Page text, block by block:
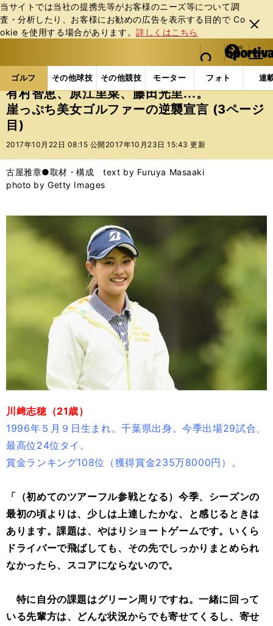
当サイトでは当社の提携先等がお客様のニーズ等について調
査・分析したり、お客様にお勧めの広告を表⽰する⽬的で Co
okie を使⽤する場合があります。詳しくはこちら
閉じ
る
web Sportiva (webスポルティーバ)
検索
マイペ
ー
ジ
メニュ
ゴルフ その他球技 その他競技 モーター フォト 連
ス
ポ
ル
テ
ー
バ
ゴルフの記事一覧 ゴルフ 女子ゴルフ 有村智恵
有村智恵、原江里菜、藤田光里...。
崖っぷち美女ゴルファーの逆襲宣言 (3ページ
目)
2017年10月22日 08:15 公開 2017年10月23日 15:43 更新
古屋雅章●取材・構成 text by Furuya Masaaki
photo by Getty Images
川﨑志穂（21歳）
1996年５月９日生まれ。千葉県出身。今季出場29試合、
最高位24位タイ。
賞金ランキング108位（獲得賞金235万8000円）。
「（初めてのツアーフル参戦となる）今季、シーズンの
最初の頃よりは、少しは上達したかな、と感じるときは
あります。課題は、やはりショートゲームです。いくら
ドライバーで飛ばしても、その先でしっかりまとめられ
なかったら、スコアにならないので。
特に自分の課題はグリーン周りですね。一緒に回って
いる先輩方は、どんな状況からでも寄せてくるし、寄せ